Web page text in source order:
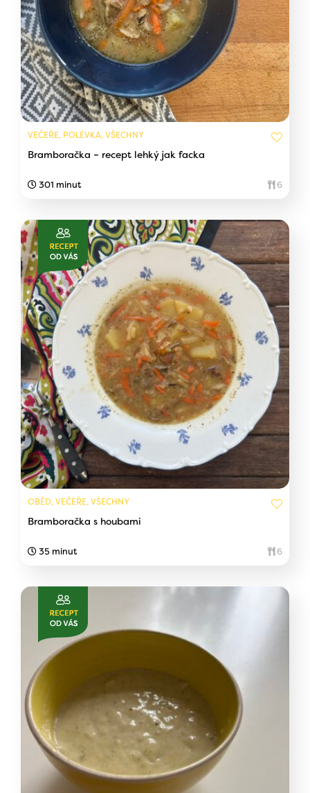
VEČEŘE, POLÉVKA, VŠECHNY
Bramboračka – recept lehký jak facka
301 minut 6
OBĚD, VEČEŘE, VŠECHNY
Bramboračka s houbami
35 minut 6